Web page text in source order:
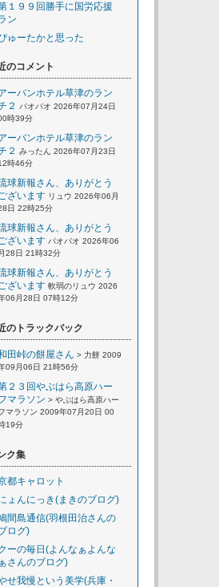
１９９回勝手に国労応援
ン
ゅーたかと思った
のコメント
ーバンホテル草津のラン
２
パオパオ 2026年07月24日
時39分
ーバンホテル草津のラン
２ みったん 2026年07月23日
時46分
球新報さん、ありがとう
ざいます リュウ 2026年06月
日 22時25分
球新報さん、ありがとう
ざいます パオパオ 2026年06
28日 21時32分
球新報さん、ありがとう
ざいます 軟弱のリュウ 2026
06月28日 07時12分
のトラックバック
田峠の餅屋さん > 力餅 2009
09月06日 21時56分
２３回やぶはら高原ハー
マラソン > やぶはら高原ハー
マラソン 2009年07月20日 00
19分
ク集
都キャロット
ょんにっき(まきのブログ)
間島通信(羽根田治さんの
ログ)
ーの毎日(よんなぁよんな
ぁさんのブログ)
せ我慢という美学(兵庫・